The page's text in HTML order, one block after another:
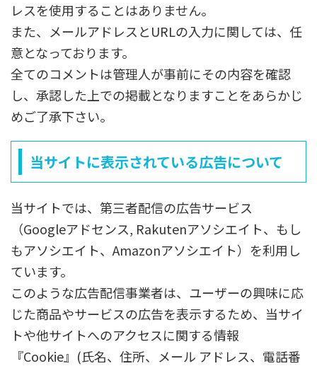
レスを使用することはありません。
また、メールアドレスとURLの入力に関しては、任
意となっております。
全てのコメントは管理人が事前にその内容を確認
し、承認した上での掲載となりますことをあらかじ
めご了承下さい。
当サイトに表示されている広告について
当サイトでは、第三者配信の広告サービス
（Googleアドセンス, Rakutenアソシエイト、もし
もアソシエイト、Amazonアソシエイト）を利用し
ています。
このような広告配信事業者は、ユーザーの興味に応
じた商品やサービスの広告を表示するため、当サイ
トや他サイトへのアクセスに関する情報
『Cookie』(氏名、住所、メール アドレス、電話番